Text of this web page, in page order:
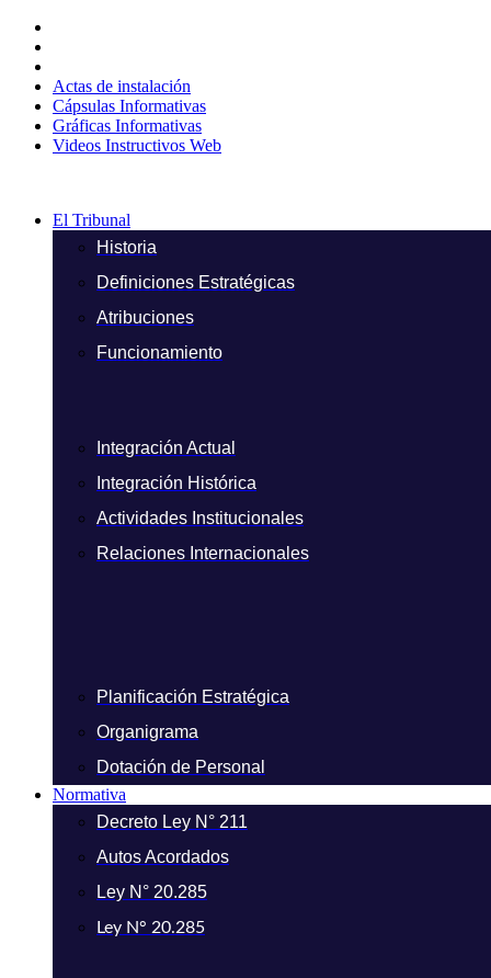
contenido
Actas de instalación
Cápsulas Informativas
Gráficas Informativas
Videos Instructivos Web
El Tribunal
Historia
Definiciones Estratégicas
Atribuciones
Funcionamiento
Integración Actual
Integración Histórica
Actividades Institucionales
Relaciones Internacionales
Planificación Estratégica
Organigrama
Dotación de Personal
Normativa
Decreto Ley N° 211
Autos Acordados
Ley N° 20.285
Ley N° 20.285